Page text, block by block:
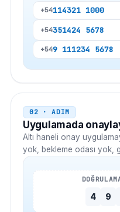
+54114321 1000
+54351424 5678
+549 111234 5678
02 · ADIM
Uygulamada
Altı haneli onay
yok, bekleme odası yok,
4 9